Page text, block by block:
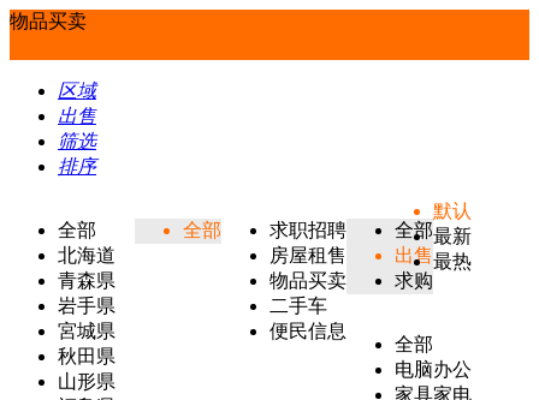
物品买卖
区域
出售
筛选
排序
全部
北海道
青森県
岩手県
宮城県
秋田県
山形県
全部
求职招聘
房屋租售
物品买卖
二手车
便民信息
全部
出售
求购
全部
电脑办公
家具家电
默认
最新
最热